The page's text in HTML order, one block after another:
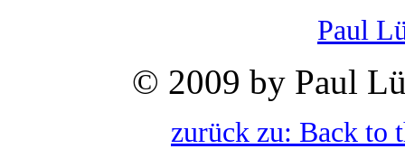
Paul
© 2009 by Paul
zurück zu: Back to